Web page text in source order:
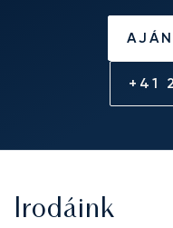
+41
Irodáink